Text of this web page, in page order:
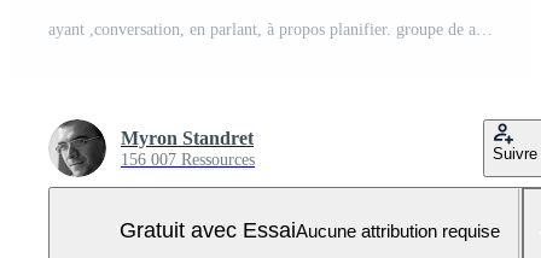
ayant ,conversation, en parlant, à propos planifier. groupe de affaires gens sont travail dans le moderne Bureau Photo Pro
Myron Standret
156 007 Ressources Suivre
Gratuit avec EssaiAucune attribution requise